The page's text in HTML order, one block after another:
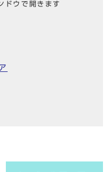
ドウで開きます